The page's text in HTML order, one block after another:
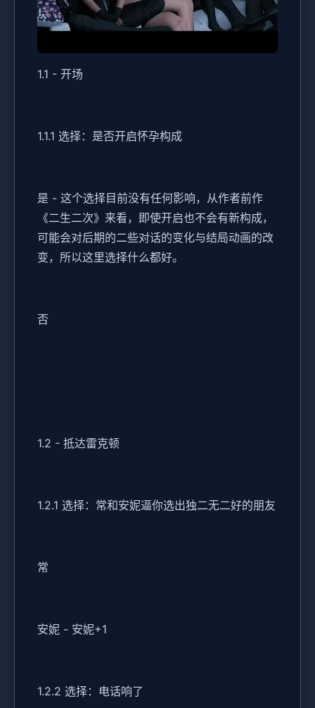
1.1 - 开场
1.1.1 选择：是否开启怀孕构成
是 - 这个选择目前没有任何影响，从作者前作
《二生二次》来看，即使开启也不会有新构成，
可能会对后期的二些对话的变化与结局动画的改
变，所以这里选择什么都好。
否
1.2 - 抵达雷克顿
1.2.1 选择：常和安妮逼你选出独二无二好的朋友
常
安妮 - 安妮+1
1.2.2 选择：电话响了